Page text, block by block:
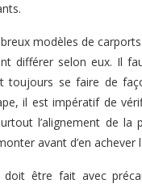
modèles de
différer selon eux. Il
toujours se faire de
il est impératif de
l’alignement de la
avant d’en achever
doit être fait avec